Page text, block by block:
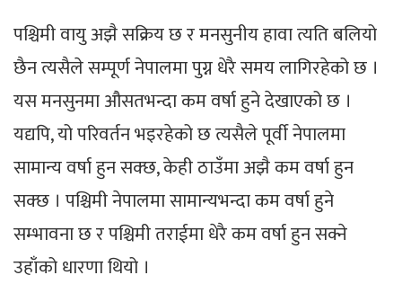
पश्चिमी वायु अझै सक्रिय छ र मनसुनीय हावा त्यति बलियो
छैन त्यसैले सम्पूर्ण नेपालमा पुग्न धेरै समय लागिरहेको छ ।
यस मनसुनमा औसतभन्दा कम वर्षा हुने देखाएको छ ।
यद्यपि, यो परिवर्तन भइरहेको छ त्यसैले पूर्वी नेपालमा
सामान्य वर्षा हुन सक्छ, केही ठाउँमा अझै कम वर्षा हुन
सक्छ । पश्चिमी नेपालमा सामान्यभन्दा कम वर्षा हुने
सम्भावना छ र पश्चिमी तराईमा धेरै कम वर्षा हुन सक्ने
उहाँको धारणा थियो ।